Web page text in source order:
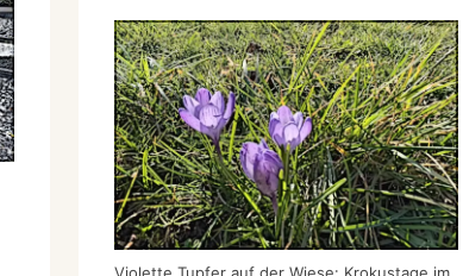
Violette Tupfer auf der Wiese: Krokustage im